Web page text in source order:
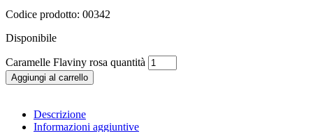
Codice prodotto: 00342
Disponibile
Caramelle Flaviny rosa quantità
Aggiungi al carrello
Descrizione
Informazioni aggiuntive